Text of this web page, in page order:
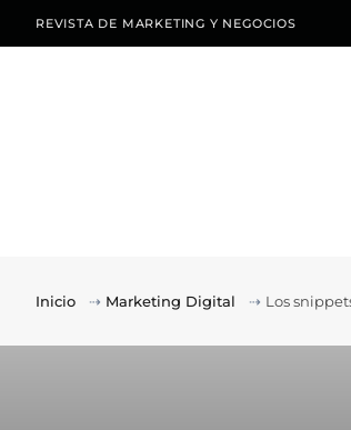
REVISTA DE MARKETING Y NEGOCIOS
Inicio ⇢ Marketing Digital ⇢ Los